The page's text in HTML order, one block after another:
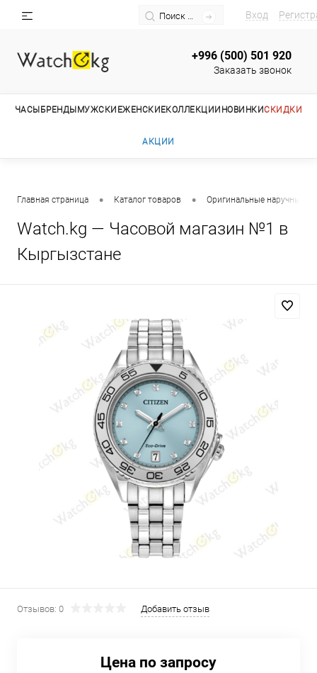
Вход
+996 (500) 501 920
Заказать звонок
ЧАСЫ БРЕНДЫ МУЖСКИЕЖЕНСКИЕКОЛЛЕКЦИИ НОВИНКИСКИДКИ
АКЦИИ
Главная страница • Каталог товаров • Оригинальные наручные
Watch.kg — Часовой магазин №1 в
Кыргызстане
Отзывов: 0 Добавить отзыв
Цена по запросу